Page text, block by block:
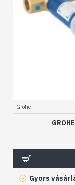
Grohe
Gyors